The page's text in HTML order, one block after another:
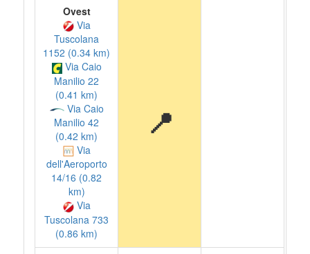
Ovest
Via
Tuscolana
1152 (0.34 km)
Via Caio
Manilio 22
(0.41 km)
Via Caio
Manilio 42
(0.42 km)
Via
dell'Aeroporto
14/16 (0.82
km)
Via
Tuscolana 733
(0.86 km)
📍